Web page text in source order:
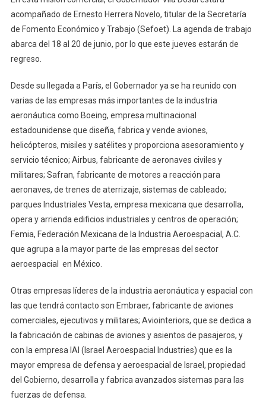
acompañado de Ernesto Herrera Novelo, titular de la Secretaría
de Fomento Económico y Trabajo (Sefoet). La agenda de trabajo
abarca del 18 al 20 de junio, por lo que este jueves estarán de
regreso.
Desde su llegada a París, el Gobernador ya se ha reunido con
varias de las empresas más importantes de la industria
aeronáutica como Boeing, empresa multinacional
estadounidense que diseña, fabrica y vende aviones,
helicópteros, misiles y satélites y proporciona asesoramiento y
servicio técnico; Airbus, fabricante de aeronaves civiles y
militares; Safran, fabricante de motores a reacción para
aeronaves, de trenes de aterrizaje, sistemas de cableado;
parques Industriales Vesta, empresa mexicana que desarrolla,
opera y arrienda edificios industriales y centros de operación;
Femia, Federación Mexicana de la Industria Aeroespacial, A.C.
que agrupa a la mayor parte de las empresas del sector
aeroespacial en México.
Otras empresas líderes de la industria aeronáutica y espacial con
las que tendrá contacto son Embraer, fabricante de aviones
comerciales, ejecutivos y militares; Aviointeriors, que se dedica a
la fabricación de cabinas de aviones y asientos de pasajeros, y
con la empresa IAI (Israel Aeroespacial Industries) que es la
mayor empresa de defensa y aeroespacial de Israel, propiedad
del Gobierno, desarrolla y fabrica avanzados sistemas para las
fuerzas de defensa.